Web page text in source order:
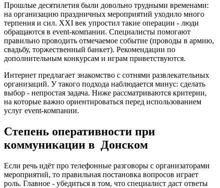
Прошлые десятилетия были довольно трудными временами:
на организацию праздничных мероприятий уходило много
терпения и сил. XXI век упростил такие операции - люди
обращаются в event-компании. Специалисты помогают
правильно проводить отмечаемое событие (проводы в армию,
свадьбу, торжественный банкет). Рекомендации по
дополнительным конкурсам и играм приветствуются.
Интернет предлагает знакомство с сотнями развлекательных
организаций. У такого подхода наблюдается минус: сделать
выбор - непростая задача. Ниже рассматриваются критерии,
на которые важно ориентироваться перед использованием
услуг event-компании.
Степень оперативности при
коммуникации в Донском
Если речь идёт про телефонные разговоры с организаторами
мероприятий, то правильная постановка вопросов играет
роль. Главное - убедиться в том, что специалист даст ответы